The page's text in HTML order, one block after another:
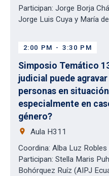
Participan: Jorge Borja
Jorge Luis Cuya y María
2:00 PM - 3:30 PM
Simposio Temático
judicial puede
personas en
especialmente en
género?
place
Aula H311
Coordina: Alba Luz
Participan: Stella Maris
Bohórquez Ruíz (AIPJ